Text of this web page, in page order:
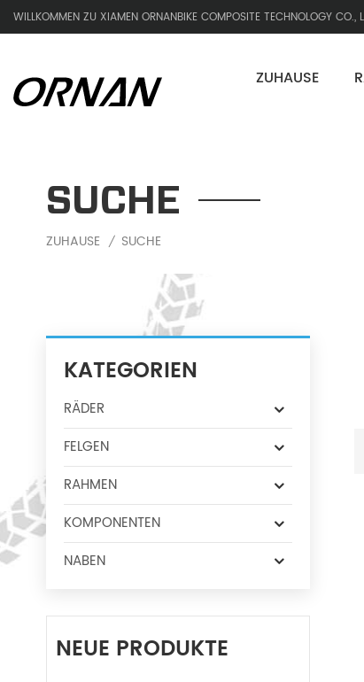
WILLKOMMEN ZU XIAMEN ORNANBIKE COMPOSITE TECHNOLOGY CO.,
ZUHAUSE
SUCHE
ZUHAUSE / SUCHE
KATEGORIEN
RÄDER
FELGEN
RAHMEN
KOMPONENTEN
NABEN
NEUE PRODUKTE